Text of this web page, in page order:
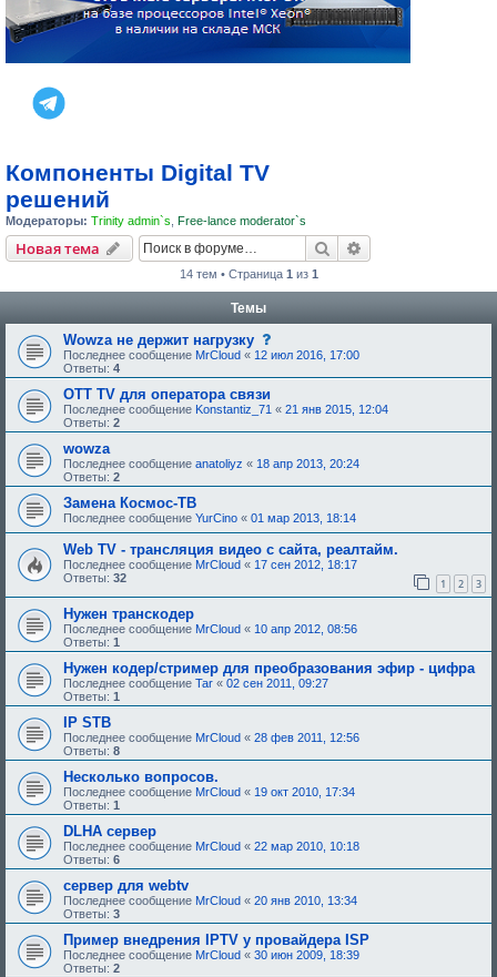
Компоненты Digital TV
решений
Модераторы: Trinity admin`s Free-lance moderator`s
Новая тема Поиск
14 тем • Страница 1 из 1
Темы
Wowza не держит нагрузку
о
о
б
н
и
т
р
у
ю
щ
е
б
е
н
и
:
Последнее сообщение MrCloud « 12 июл 2016, 17:00
Ответы: 4
OTT TV для оператора связи
Последнее сообщение Konstantiz_71 « 21 янв 2015, 12:04
Ответы: 2
wowza
Последнее сообщение anatoliyz « 18 апр 2013, 20:24
Ответы: 2
Замена Космос-ТВ
Последнее сообщение YurCino « 01 мар 2013, 18:14
Web TV - трансляция видео с сайта, реалтайм.
Последнее сообщение MrCloud « 17 сен 2012, 18:17
Ответы: 32 1 2 3
Нужен транскодер
Последнее сообщение MrCloud « 10 апр 2012, 08:56
Ответы: 1
Нужен кодер/стример для преобразования эфир - цифра
Последнее сообщение Tar « 02 сен 2011, 09:27
Ответы: 1
IP STB
Последнее сообщение MrCloud « 28 фев 2011, 12:56
Ответы: 8
Несколько вопросов.
Последнее сообщение MrCloud « 19 окт 2010, 17:34
Ответы: 1
DLHA сервер
Последнее сообщение MrCloud « 22 мар 2010, 10:18
Ответы: 6
сервер для webtv
Последнее сообщение MrCloud « 20 янв 2010, 13:34
Ответы: 3
Пример внедрения IPTV у провайдера ISP
Последнее сообщение MrCloud « 30 июн 2009, 18:39
Ответы: 2